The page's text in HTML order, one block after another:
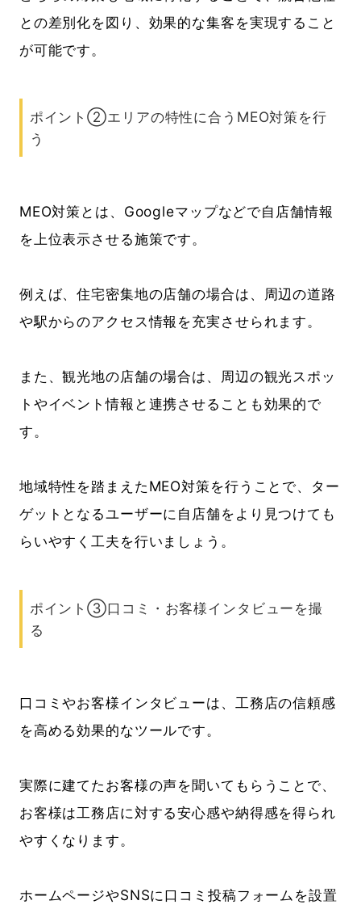
との差別化を図り、効果的な集客を実現すること
が可能です。
ポイント②エリアの特性に合うMEO対策を行
う
MEO対策とは、Googleマップなどで自店舗情報
を上位表示させる施策です。
例えば、住宅密集地の店舗の場合は、周辺の道路
や駅からのアクセス情報を充実させられます。
また、観光地の店舗の場合は、周辺の観光スポッ
トやイベント情報と連携させることも効果的で
す。
地域特性を踏まえたMEO対策を行うことで、ター
ゲットとなるユーザーに自店舗をより見つけても
らいやすく工夫を行いましょう。
ポイント③口コミ・お客様インタビューを撮
る
口コミやお客様インタビューは、工務店の信頼感
を高める効果的なツールです。
実際に建てたお客様の声を聞いてもらうことで、
お客様は工務店に対する安心感や納得感を得られ
やすくなります。
ホームページやSNSに口コミ投稿フォームを設置